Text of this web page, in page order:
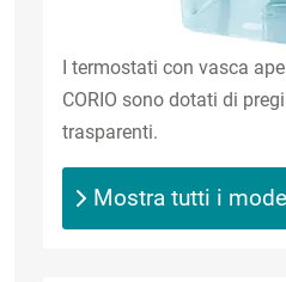
I termostati con vasca
CORIO sono dotati di
trasparenti.
Mostra tutti i